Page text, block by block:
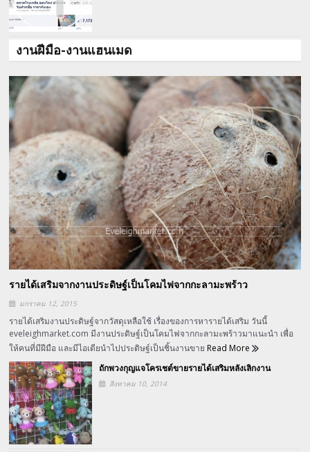
งานฝีมือ-งานแฮนเมด
รายได้เสริมจากงานประดิษฐ์เป็นโคมไฟจากกะลามะพร้าว
มกราคม 12, 2015
รายได้เสริมงานประดิษฐ์จากวัสดุเหลือใช้ เรื่องของการหารายได้เสริม วันนี้
eveleighmarket.com มีงานประดิษฐ์เป็นโคมไฟจากกะลามะพร้าวมาแนะนำ เพื่อ
ให้คนที่มีฝีมือ และมีไอเดียนำไปประดิษฐ์เป็นชิ้นงานขาย Read More
ถักพวงกุญแจโครเชต์ขายรายได้เสริมหลังเลิกงาน
สิงหาคม 10, 2014